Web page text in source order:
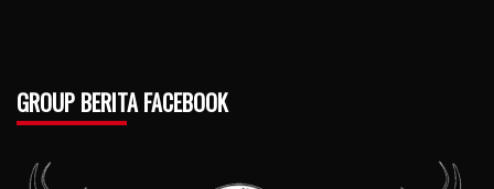
GROUP BERITA FACEBOOK